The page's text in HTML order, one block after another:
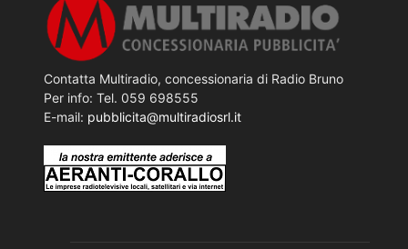
Contatta Multiradio, concessionaria di Radio Bruno
Per info: Tel. 059 698555
E-mail: pubblicita@multiradiosrl.it